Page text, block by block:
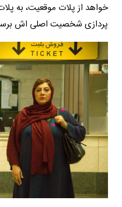
خواهد از پلات موقعیت،
پردازی شخصیت اصلی اش